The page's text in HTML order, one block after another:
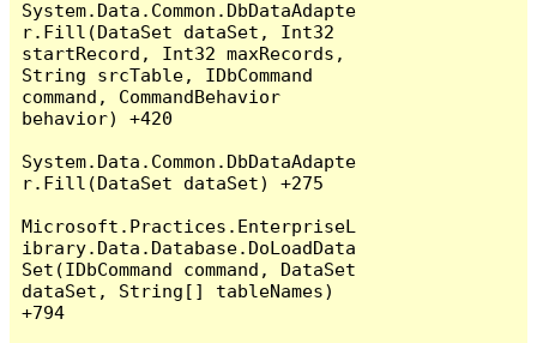
System.Data.Common.DbDataAdapte
r.Fill(DataSet dataSet, Int32
startRecord, Int32 maxRecords,
String srcTable, IDbCommand
command, CommandBehavior
behavior) +420
System.Data.Common.DbDataAdapte
r.Fill(DataSet dataSet) +275
Microsoft.Practices.EnterpriseL
ibrary.Data.Database.DoLoadData
Set(IDbCommand command, DataSet
dataSet, String[] tableNames)
+794